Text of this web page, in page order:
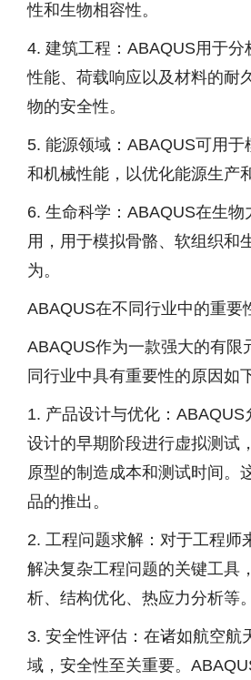
性和生物相容性。
4. 建筑工程：ABAQUS用于分
性能、荷载响应以及材料的耐
物的安全性。
5. 能源领域：ABAQUS可用于
和机械性能，以优化能源生产
6. 生命科学：ABAQUS在生物
用，用于模拟骨骼、软组织和
为。
ABAQUS在不同行业中的重要
ABAQUS作为一款强大的有限
同行业中具有重要性的原因如
1. 产品设计与优化：ABAQUS
设计的早期阶段进行虚拟测试
原型的制造成本和测试时间。
品的推出。
2. 工程问题求解：对于工程师
解决复杂工程问题的关键工具
析、结构优化、热应力分析等。
3. 安全性评估：在诸如航空航
域，安全性至关重要。